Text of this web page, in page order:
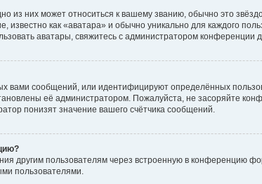
из них может относиться к вашему званию, обычно это
как «аватара» и обычно уникально для каждого
аватары, свяжитесь с администратором конференции
вами сообщений, или идентифицируют определённых
её администратором. Пожалуйста, не засоряйте
понизят значение вашего счётчика сообщений.
другим пользователям через встроенную в конференцию
пользователями.